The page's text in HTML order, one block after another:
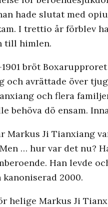
hade slutat med
I trettio år förblev
till himlen.
bröt
och avrättade över
och flera
behöva dö ensam.
Markus Ji Tianxiang
… hur var det nu?
Han levde
2000.
helige Markus Ji